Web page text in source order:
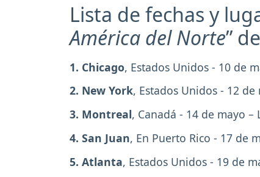
Lista de fechas y
América del Norte”
1. Chicago, Estados Unidos - 10 de
2. New York, Estados Unidos - 12
3. Montreal, Canadá - 14 de mayo –
4. San Juan, En Puerto Rico - 17 de
5. Atlanta, Estados Unidos - 19 de